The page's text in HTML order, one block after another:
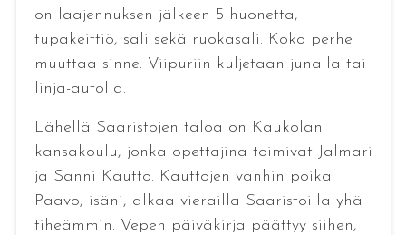
on laajennuksen jälkeen 5 huonetta,
tupakeittiö, sali sekä ruokasali. Koko perhe
muuttaa sinne. Viipuriin kuljetaan junalla tai
linja-autolla.
Lähellä Saaristojen taloa on Kaukolan
kansakoulu, jonka opettajina toimivat Jalmari
ja Sanni Kautto. Kauttojen vanhin poika
Paavo, isäni, alkaa vierailla Saaristoilla yhä
tiheämmin. Vepen päiväkirja päättyy siihen,